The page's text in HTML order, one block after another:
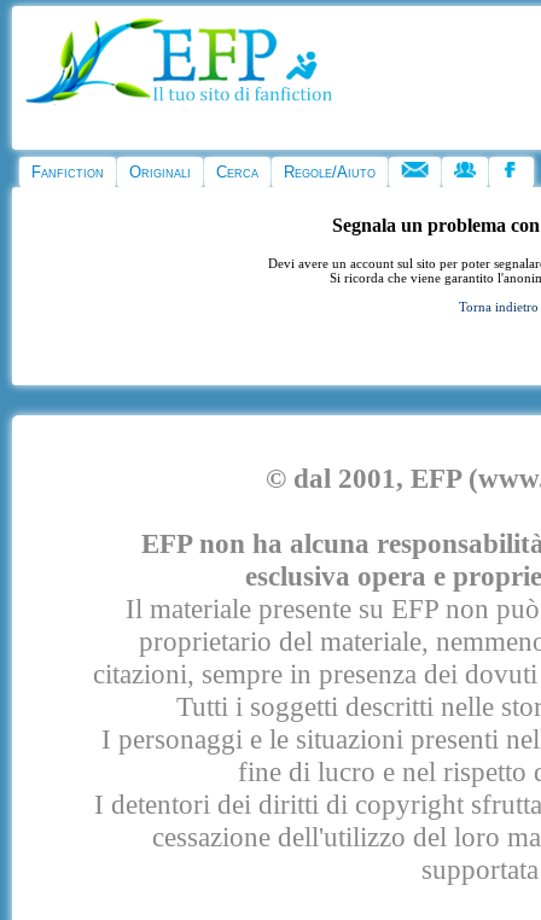
Fanfiction Originali Cerca Regole/Aiuto
Segnala un problema
Devi avere un account sul sito per poter
Si ricorda che viene garantito
Torna indietro
© dal 2001, EFP
EFP non ha alcuna
esclusiva opera e
Il materiale presente su EFP non
proprietario del materiale,
citazioni, sempre in presenza dei
Tutti i soggetti descritti nelle
I personaggi e le situazioni presenti
fine di lucro e nel rispetto
I detentori dei diritti di copyright
cessazione dell'utilizzo del loro